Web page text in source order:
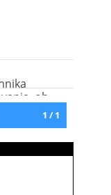
ob
od1 / 1